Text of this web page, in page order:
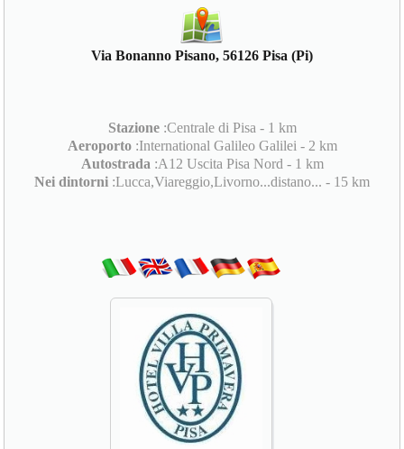
Via Bonanno Pisano, 56126 Pisa (Pi)
Stazione:Centrale di Pisa - 1 km
Aeroporto:International Galileo Galilei - 2 km
Autostrada :A12 Uscita Pisa Nord - 1 km
Nei dintorni :Lucca,Viareggio,Livorno...distano... - 15 km